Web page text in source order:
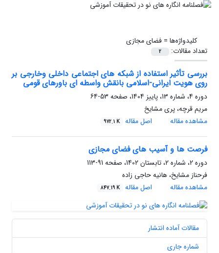
کلیدواژه‌ها =فضای مجازی
تعداد مقالات:
2
بررسی تأثیر استفاده از شبکه های اجتماعی داخلی وخارجی بر
روی هویت ایرانی-اسلامی بانقش واسطه ای باورهای قومی
دوره 4، شماره 13، پاییز 1404، صفحه
53-64
مریم قرچه، پری مشایخ
مشاهده مقاله
اصل مقاله 972.1 K
فرصت ها و آسیب های فضای مجازی
دوره 2، شماره 2، تابستان 1402، صفحه
91-113
فرحناز مشایخ، هانیه حاجی زاده
مشاهده مقاله
اصل مقاله 847.19 K
مقالات آماده انتشار
شماره جاری